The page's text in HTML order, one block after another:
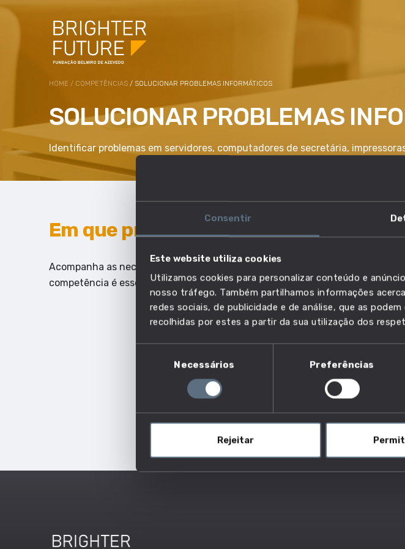
Consentir
Este website utiliza cookies
Utilizamos cookies para personalizar conteúdo e
nosso tráfego. Também partilhamos informações
redes sociais, de publicidade e de análise, que as
recolhidas por estes a partir da sua utilização dos
consentimento
Necessários Preferências
Rejeitar
HOME / COMPETÊNCIAS / SOLUCIONAR PROBLEMAS INFORMÁTICOS
SOLUCIONAR PROBLEMAS
Identificar problemas em servidores, computadores de secretária,
Em que profissões esta competência é
Acompanha as necessidades do mercado de trabalho e descobre quais as
competência é essencial.